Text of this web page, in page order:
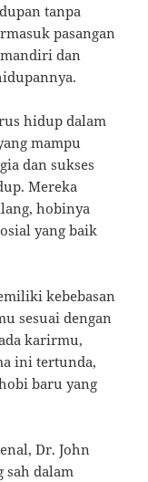
tanpa
pasangan
dan
hidup dalam
mampu
dan sukses
Mereka
hobinya
yang baik
kebebasan
sesuai dengan
karirmu,
ini tertunda,
baru yang
Dr. John
sah dalam